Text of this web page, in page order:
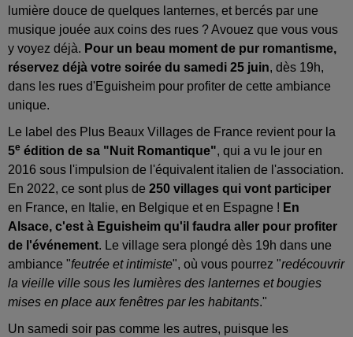
lumière douce de quelques lanternes, et bercés par une
musique jouée aux coins des rues ? Avouez que vous vous
y voyez déjà. Pour un beau moment de pur romantisme,
réservez déjà votre soirée du samedi 25 juin, dès 19h,
dans les rues d'Eguisheim pour profiter de cette ambiance
unique.
Le label des Plus Beaux Villages de France revient pour la
5e édition de sa "Nuit Romantique", qui a vu le jour en
2016 sous l'impulsion de l'équivalent italien de l'association.
En 2022, ce sont plus de 250 villages qui vont participer
en France, en Italie, en Belgique et en Espagne ! En
Alsace, c'est à Eguisheim qu'il faudra aller pour profiter
de l'événement. Le village sera plongé dès 19h dans une
ambiance "feutrée et intimiste", où vous pourrez "redécouvrir
la vieille ville sous les lumières des lanternes et bougies
mises en place aux fenêtres par les habitants."
Un samedi soir pas comme les autres, puisque les